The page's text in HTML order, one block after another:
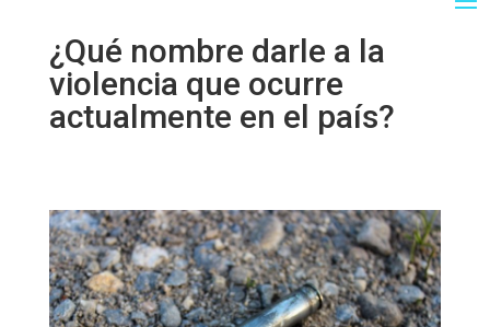
¿Qué nombre darle a la
violencia que ocurre
actualmente en el país?